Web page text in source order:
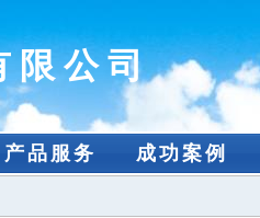
限公司
产品服务 成功案例